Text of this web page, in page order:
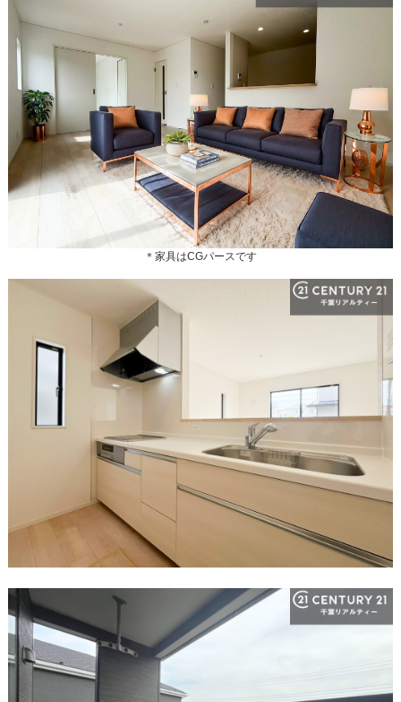
＊家具はCGパースです